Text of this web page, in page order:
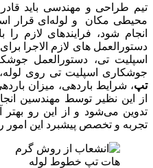
تیم طراحی و مهندسی باید
محیطی مکان و لوله‌ای قرار
انجام شود، فرایندهای لازم
دستورالعمل های لازم الاجرا
اسپلیت تی، دستورالعمل
جوشکاری اسپلیت تی روی لوله،
تپ، شرایط باردهی، میزان
از این نظیر توسط مهندسین
تدوین می‌شود و از این رو
تجربه و تخصص پیشبرد این امور
هات تپ خطوط لوله